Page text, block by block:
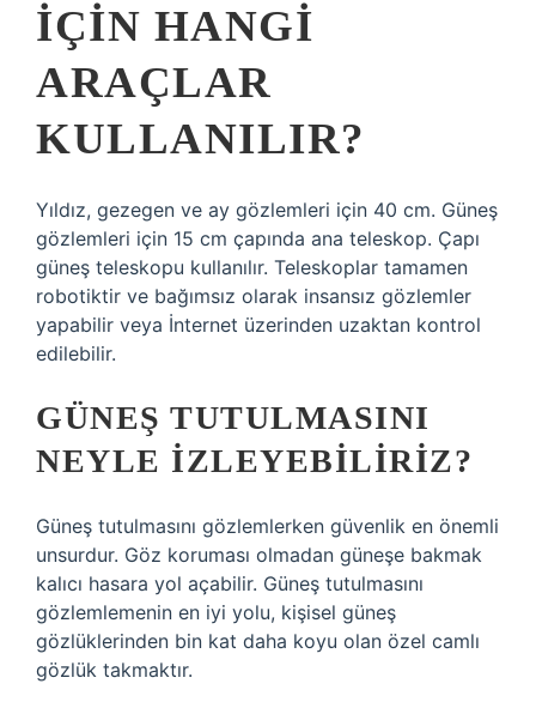
IÇIN HANGI
ARAÇLAR
KULLANILIR?
Yıldız, gezegen ve ay gözlemleri için 40 cm. Güneş
gözlemleri için 15 cm çapında ana teleskop. Çapı
güneş teleskopu kullanılır. Teleskoplar tamamen
robotiktir ve bağımsız olarak insansız gözlemler
yapabilir veya İnternet üzerinden uzaktan kontrol
edilebilir.
GÜNEŞ TUTULMASINI
NEYLE IZLEYEBILIRIZ?
Güneş tutulmasını gözlemlerken güvenlik en önemli
unsurdur. Göz koruması olmadan güneşe bakmak
kalıcı hasara yol açabilir. Güneş tutulmasını
gözlemlemenin en iyi yolu, kişisel güneş
gözlüklerinden bin kat daha koyu olan özel camlı
gözlük takmaktır.